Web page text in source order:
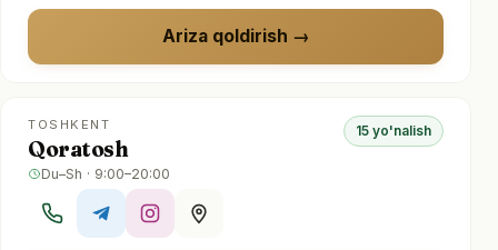
Ariza qoldirish
TOSHKENT
Qoratosh
15 yo'nalish
Du–Sh · 9:00–20:00